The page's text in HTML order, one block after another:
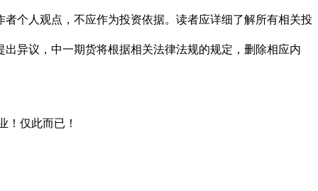
个人观点，不应作为投资依据。读者应详细了解所有相关投
异议，中一期货将根据相关法律法规的规定，删除相应内
！仅此而已！